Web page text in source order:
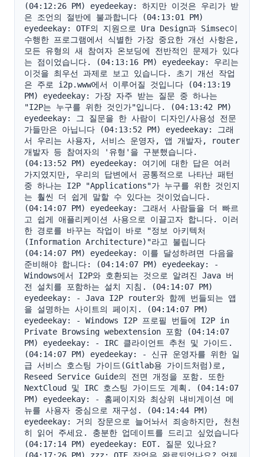
(04:12:26 PM) eyedeekay: 하지만 이것은 우리가 받
은 조언의 절반에 불과합니다 (04:13:01 PM)
eyedeekay: OTF의 지원으로 Ura Design과 Simsec이
수행한 프로그램에서 식별한 가장 중요한 개선 사항은,
모든 유형의 새 참여자 온보딩에 전반적인 문제가 있다
는 점이었습니다. (04:13:16 PM) eyedeekay: 우리는
이것을 최우선 과제로 보고 있습니다. 초기 개선 작업
은 주로 i2p.www에서 이루어질 것입니다 (04:13:19
PM) eyedeekay: 가장 자주 받는 질문 중 하나는
"I2P는 누구를 위한 것인가"입니다. (04:13:42 PM)
eyedeekay: 그 질문을 한 사람이 디자인/사용성 전문
가들만은 아닙니다 (04:13:52 PM) eyedeekay: 그래
서 우리는 사용자, 서비스 운영자, 앱 개발자, router
개발자 등 참여자의 '유형'을 구분했습니다.
(04:13:52 PM) eyedeekay: 여기에 대한 답은 여러
가지였지만, 우리의 답변에서 공통적으로 나타난 패턴
중 하나는 I2P "Applications"가 누구를 위한 것인지
는 훨씬 더 쉽게 말할 수 있다는 것이었습니다.
(04:14:07 PM) eyedeekay: 그래서 사람들을 더 빠르
고 쉽게 애플리케이션 사용으로 이끌고자 합니다. 이러
한 경로를 바꾸는 작업이 바로 "정보 아키텍처
(Information Architecture)"라고 불립니다
(04:14:07 PM) eyedeekay: 이를 달성하려면 다음을
준비해야 합니다: (04:14:07 PM) eyedeekay: -
Windows에서 I2P와 호환되는 것으로 알려진 Java 버
전 설치를 포함하는 설치 지침. (04:14:07 PM)
eyedeekay: - Java I2P router와 함께 번들되는 앱
을 설명하는 사이트의 페이지. (04:14:07 PM)
eyedeekay: - Windows I2P 프로필 번들에 I2P in
Private Browsing webextension 포함 (04:14:07
PM) eyedeekay: - IRC 클라이언트 추천 및 가이드.
(04:14:07 PM) eyedeekay: - 신규 운영자를 위한 일
급 서비스 호스팅 가이드(Gitlab용 가이드처럼)로,
Reseed Service Guide의 전면 개정을 포함. 또한
NextCloud 및 IRC 호스팅 가이드도 계획. (04:14:07
PM) eyedeekay: - 홈페이지와 최상위 내비게이션 메
뉴를 사용자 중심으로 재구성. (04:14:44 PM)
eyedeekay: 거의 장문으로 늘어놔서 죄송하지만, 천천
히 읽어 주세요. 충분한 업데이트를 드리고 싶었습니다
(04:17:14 PM) eyedeekay: EOT. 질문 있나요?